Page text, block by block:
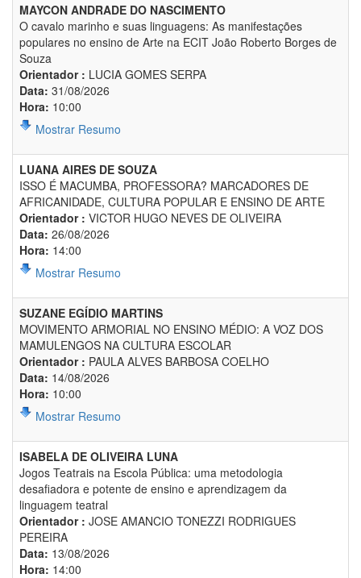
MAYCON ANDRADE DO NASCIMENTO
O cavalo marinho e suas linguagens: As manifestações
populares no ensino de Arte na ECIT João Roberto Borges de
Souza
Orientador : LUCIA GOMES SERPA
Data: 31/08/2026
Hora: 10:00
Mostrar Resumo
LUANA AIRES DE SOUZA
ISSO É MACUMBA, PROFESSORA? MARCADORES DE
AFRICANIDADE, CULTURA POPULAR E ENSINO DE ARTE
Orientador : VICTOR HUGO NEVES DE OLIVEIRA
Data: 26/08/2026
Hora: 14:00
Mostrar Resumo
SUZANE EGÍDIO MARTINS
MOVIMENTO ARMORIAL NO ENSINO MÉDIO: A VOZ DOS
MAMULENGOS NA CULTURA ESCOLAR
Orientador : PAULA ALVES BARBOSA COELHO
Data: 14/08/2026
Hora: 10:00
Mostrar Resumo
ISABELA DE OLIVEIRA LUNA
Jogos Teatrais na Escola Pública: uma metodologia
desafiadora e potente de ensino e aprendizagem da
linguagem teatral
Orientador : JOSE AMANCIO TONEZZI RODRIGUES
PEREIRA
Data: 13/08/2026
Hora: 14:00